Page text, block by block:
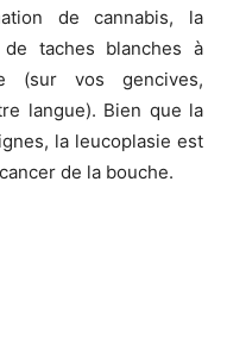
de cannabis, la
taches blanches à
(sur vos gencives,
langue). Bien que la
la leucoplasie est
de la bouche.